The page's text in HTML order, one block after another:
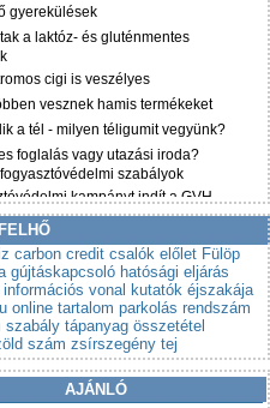
gyerekülések
a laktóz- és gluténmentes
cigi is veszélyes
vesznek hamis termékeket
a tél - milyen téligumit vegyünk?
foglalás vagy utazási iroda?
szabályok
kampányt indít a GVH
Lebuktathatja a csalókat!
az árubemutatókra
szabályok
carbon credit csalók előlet Fülöp
gújtáskapcsoló hatósági eljárás
információs vonal kutatók éjszakája
online tartalom parkolás rendszám
szabály tápanyag összetétel
szám zsírszegény tej
AJÁNLÓ